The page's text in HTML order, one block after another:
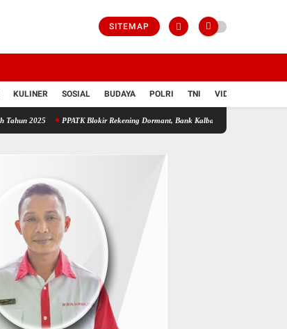
SITEMAP
KULINER SOSIAL BUDAYA POLRI TNI VIDIO
PPATK Blokir Rekening Dormant, Bank Kalbar Tegaskan Dana Nasabah Tetap